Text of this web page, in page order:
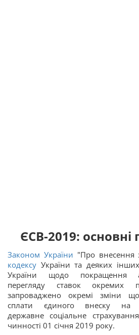
ЄСВ-2019:
Законом України "Про внесення
кодексу України та деяких
України щодо покращення
перегляду ставок окремих
запроваджено окремі зміни
сплати єдиного внеску на
державне соціальне
чинності 01 січня 2019 року.